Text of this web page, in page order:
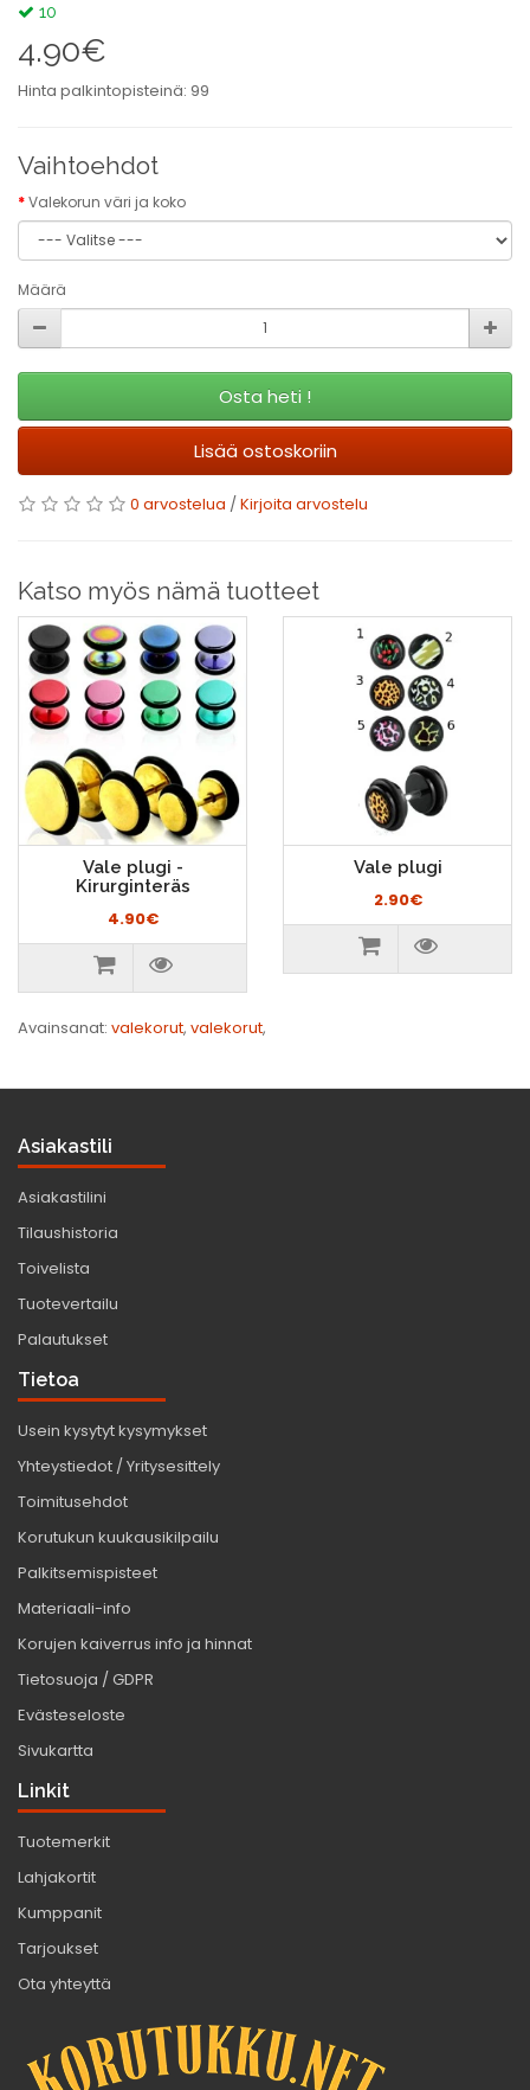
10
4.90€
Hinta palkintopisteinä: 99
Vaihtoehdot
Valekorun väri ja koko
Määrä
Osta heti !
Lisää ostoskoriin
0 arvostelua /Kirjoita arvostelu
Katso myös nämä tuotteet
Vale plugi -
Kirurginteräs
4.90€
Vale plugi
2.90€
Avainsanat: valekorut, valekorut,
Asiakastili
Asiakastilini
Tilaushistoria
Toivelista
Tuotevertailu
Palautukset
Tietoa
Usein kysytyt kysymykset
Yhteystiedot / Yritysesittely
Toimitusehdot
Korutukun kuukausikilpailu
Palkitsemispisteet
Materiaali-info
Korujen kaiverrus info ja hinnat
Tietosuoja / GDPR
Evästeseloste
Sivukartta
Linkit
Tuotemerkit
Lahjakortit
Kumppanit
Tarjoukset
Ota yhteyttä